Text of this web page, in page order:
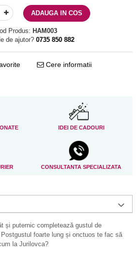
ADAUGA IN COS
Produs: HAM003
de ajutor? 0735 850 882
Cere informatii
IDEI DE CADOURI
CONSULTANTA SPECIALIZATA
și puternic completează gustul de
foarte lung și onctuos te fac să
la Jurilovca?